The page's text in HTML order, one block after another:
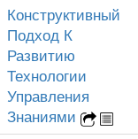
Конструктивный
Подход К
Развитию
Технологии
Управления
Знаниями